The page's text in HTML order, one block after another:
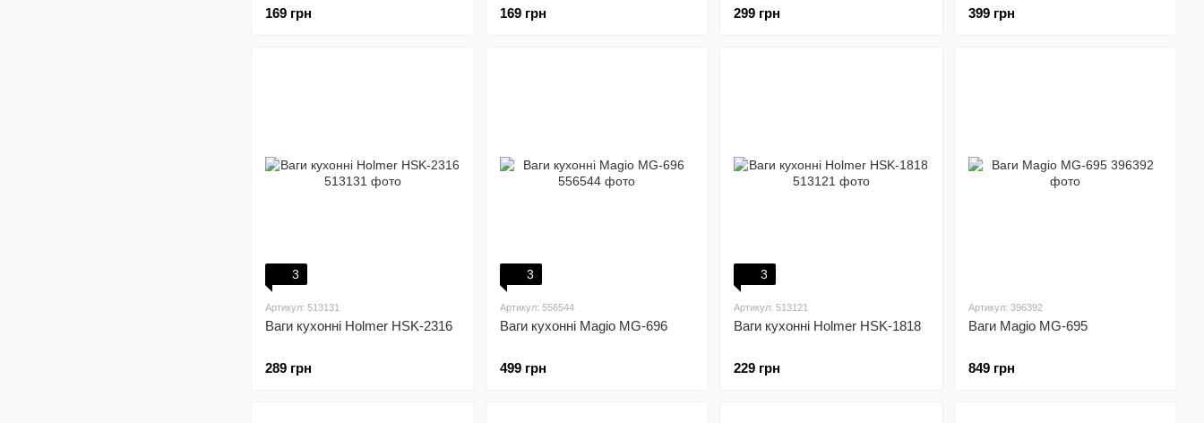
169 грн 169 грн 299 грн 399 грн
3
Артикул: 513131
Ваги кухонні Holmer HSK-2316
289 грн
3
Артикул: 556544
Ваги кухонні Magio MG-696
499 грн
3
Артикул: 513121
Ваги кухонні Holmer HSK-1818
229 грн
Артикул: 396392
Ваги Magio MG-695
849 грн